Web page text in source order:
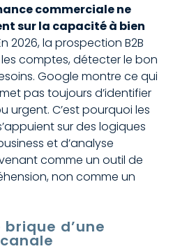
commerciale ne
sur la capacité à bien
2026, la prospection B2B
comptes, détecter le bon
Google montre ce qui
pas toujours d’identifier
urgent. C’est pourquoi les
sur des logiques
et d’analyse
comme un outil de
non comme un
d’une